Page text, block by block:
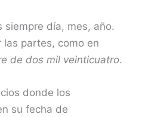
siempre día, mes, año.
las partes, como en
de dos mil veinticuatro.
donde los
su fecha de